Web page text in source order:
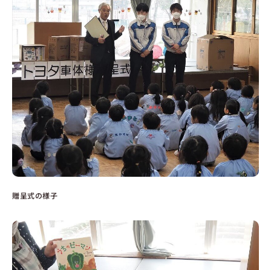
贈呈式の様子